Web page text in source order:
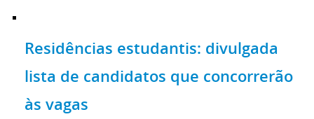
Residências estudantis: divulgada
lista de candidatos que concorrerão
às vagas